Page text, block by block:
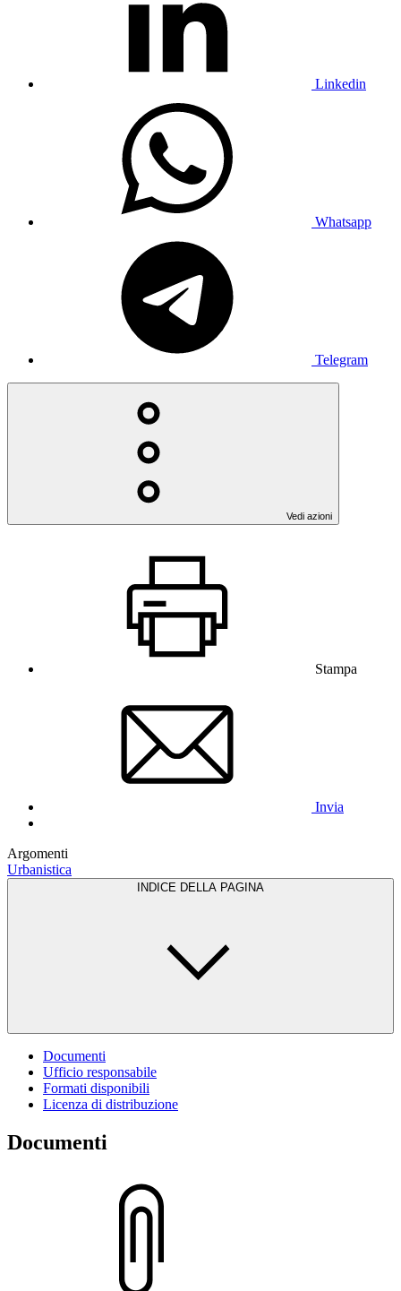
Linkedin
Whatsapp
Telegram
Vedi azioni
Stampa
Invia
Argomenti
Urbanistica
INDICE DELLA PAGINA
Documenti
Ufficio responsabile
Formati disponibili
Licenza di distribuzione
Documenti